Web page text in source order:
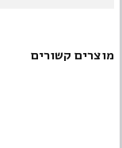
מוצרים קשורים